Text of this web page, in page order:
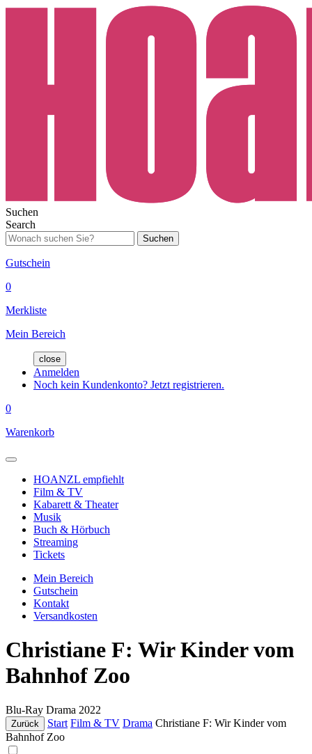
Suchen
Search
Suchen
Gutschein
0
Merkliste
Mein Bereich
close
Anmelden
Noch kein Kundenkonto? Jetzt registrieren.
0
Warenkorb
HOANZL empfiehlt
Film & TV
Kabarett & Theater
Musik
Buch & Hörbuch
Streaming
Tickets
Mein Bereich
Gutschein
Kontakt
Versandkosten
Christiane F: Wir Kinder vom
Bahnhof Zoo
Blu-Ray Drama 2022
Zurück Start Film & TV Drama Christiane F: Wir Kinder vom
Bahnhof Zoo